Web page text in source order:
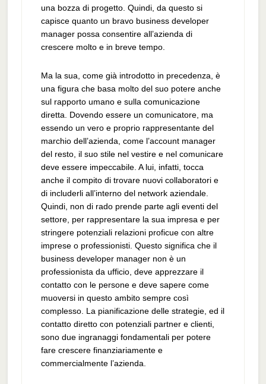
una bozza di progetto. Quindi, da questo si
capisce quanto un bravo business developer
manager possa consentire all’azienda di
crescere molto e in breve tempo.
Ma la sua, come già introdotto in precedenza, è
una figura che basa molto del suo potere anche
sul rapporto umano e sulla comunicazione
diretta. Dovendo essere un comunicatore, ma
essendo un vero e proprio rappresentante del
marchio dell’azienda, come l’account manager
del resto, il suo stile nel vestire e nel comunicare
deve essere impeccabile. A lui, infatti, tocca
anche il compito di trovare nuovi collaboratori e
di includerli all’interno del network aziendale.
Quindi, non di rado prende parte agli eventi del
settore, per rappresentare la sua impresa e per
stringere potenziali relazioni proficue con altre
imprese o professionisti. Questo significa che il
business developer manager non è un
professionista da ufficio, deve apprezzare il
contatto con le persone e deve sapere come
muoversi in questo ambito sempre così
complesso. La pianificazione delle strategie, ed il
contatto diretto con potenziali partner e clienti,
sono due ingranaggi fondamentali per potere
fare crescere finanziariamente e
commercialmente l’azienda.